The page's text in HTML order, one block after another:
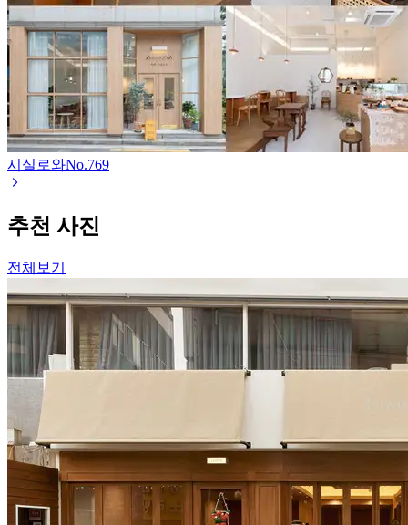
시실로와No.769
추천 사진
전체보기